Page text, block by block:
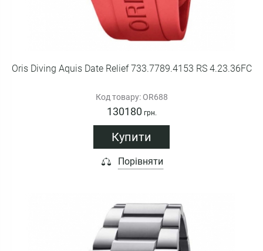
Oris Diving Aquis Date Relief 733.7789.4153 RS 4.23.36FC
Код товару: OR688
130180 грн.
Купити
Порівняти